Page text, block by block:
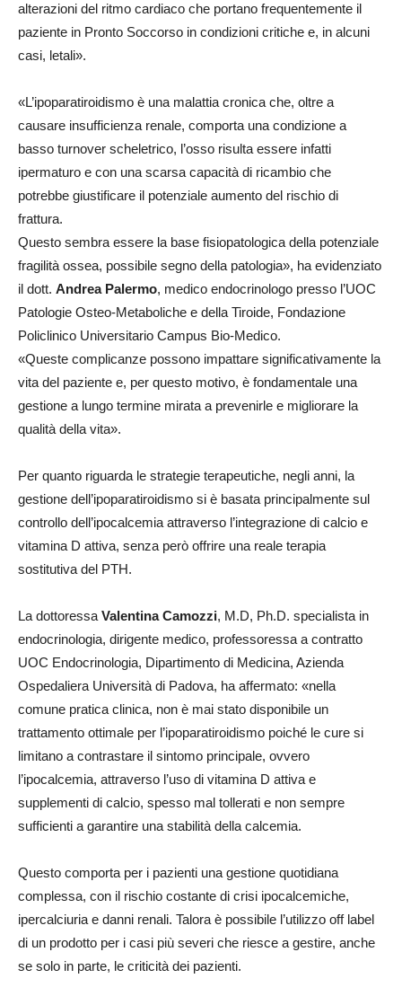
alterazioni del ritmo cardiaco che portano frequentemente il
paziente in Pronto Soccorso in condizioni critiche e, in alcuni
casi, letali».
«L’ipoparatiroidismo è una malattia cronica che, oltre a
causare insufficienza renale, comporta una condizione a
basso turnover scheletrico, l’osso risulta essere infatti
ipermaturo e con una scarsa capacità di ricambio che
potrebbe giustificare il potenziale aumento del rischio di
frattura.
Questo sembra essere la base fisiopatologica della potenziale
fragilità ossea, possibile segno della patologia», ha evidenziato
il dott. Andrea Palermo, medico endocrinologo presso l’UOC
Patologie Osteo-Metaboliche e della Tiroide, Fondazione
Policlinico Universitario Campus Bio-Medico.
«Queste complicanze possono impattare significativamente la
vita del paziente e, per questo motivo, è fondamentale una
gestione a lungo termine mirata a prevenirle e migliorare la
qualità della vita».
Per quanto riguarda le strategie terapeutiche, negli anni, la
gestione dell’ipoparatiroidismo si è basata principalmente sul
controllo dell’ipocalcemia attraverso l’integrazione di calcio e
vitamina D attiva, senza però offrire una reale terapia
sostitutiva del PTH.
La dottoressa Valentina Camozzi, M.D, Ph.D. specialista in
endocrinologia, dirigente medico, professoressa a contratto
UOC Endocrinologia, Dipartimento di Medicina, Azienda
Ospedaliera Università di Padova, ha affermato: «nella
comune pratica clinica, non è mai stato disponibile un
trattamento ottimale per l’ipoparatiroidismo poiché le cure si
limitano a contrastare il sintomo principale, ovvero
l’ipocalcemia, attraverso l’uso di vitamina D attiva e
supplementi di calcio, spesso mal tollerati e non sempre
sufficienti a garantire una stabilità della calcemia.
Questo comporta per i pazienti una gestione quotidiana
complessa, con il rischio costante di crisi ipocalcemiche,
ipercalciuria e danni renali. Talora è possibile l’utilizzo off label
di un prodotto per i casi più severi che riesce a gestire, anche
se solo in parte, le criticità dei pazienti.